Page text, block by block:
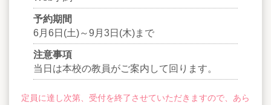
予約期間
6月6日(土)～9月3日(木)まで
注意事項
当日は本校の教員がご案内して回ります。
定員に達し次第、受付を終了させていただきますので、あら